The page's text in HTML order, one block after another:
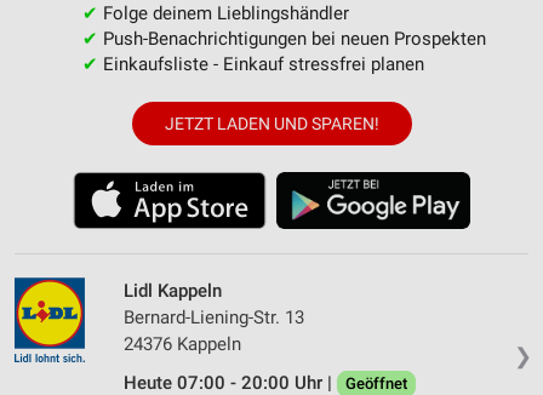
✔ Folge deinem Lieblingshändler
✔ Push-Benachrichtigungen bei neuen Prospekten
✔ Einkaufsliste - Einkauf stressfrei planen
JETZT LADEN UND SPAREN!
❯
Lidl Kappeln
Bernard-Liening-Str. 13
24376 Kappeln
Heute 07:00 - 20:00 Uhr |
Geöffnet